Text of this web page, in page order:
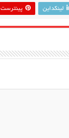
لینکداین پینترست